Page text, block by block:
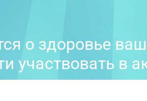
о здоровье
участвовать в